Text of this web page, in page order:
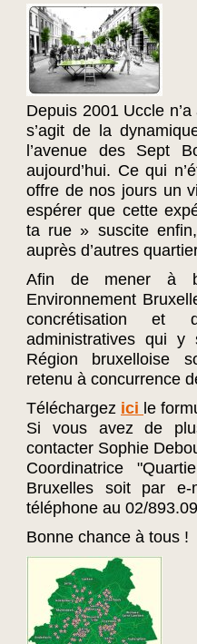
Depuis 2001 Uccle
s’agit de la
l’avenue des Sept
aujourd’hui. Ce qui
offre de nos jours un
espérer que cette
ta rue » suscite
auprès d’autres
Afin de mener à
Environnement
concrétisation et
administratives qui
Région bruxelloise
retenu à concurrence
Téléchargez ici le
Si vous avez de
contacter Sophie
Coordinatrice
Bruxelles soit par
téléphone au 02/
Bonne chance à tous !